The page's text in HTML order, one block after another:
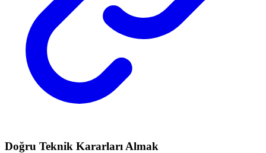
Doğru Teknik Kararları Almak